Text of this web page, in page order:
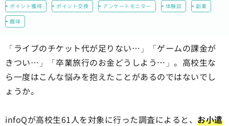
ポイント獲得 ポイント交換 アンケートモニター 体験談
副業
趣味
「ライブのチケット代が足りない…」「ゲームの課金が
きつい…」「卒業旅行のお金どうしよう…」。高校生な
ら一度はこんな悩みを抱えたことがあるのではないでし
ょうか。
infoQが高校生61人を対象に行った調査によると、 お小遣